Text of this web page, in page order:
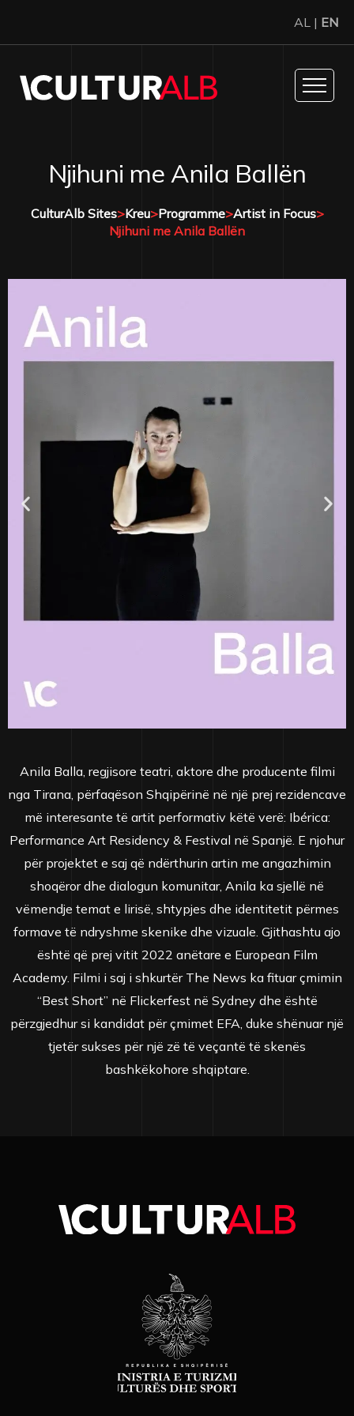
AL | EN
Njihuni me Anila Ballën
CulturAlb Sites>Kreu>Programme>Artist in Focus>
Njihuni me Anila Ballën
Anila Balla, regjisore teatri, aktore dhe producente filmi
nga Tirana, përfaqëson Shqipërinë në një prej rezidencave
më interesante të artit performativ këtë verë: Ibérica:
Performance Art Residency & Festival në Spanjë. E njohur
për projektet e saj që ndërthurin artin me angazhimin
shoqëror dhe dialogun komunitar, Anila ka sjellë në
vëmendje temat e lirisë, shtypjes dhe identitetit përmes
formave të ndryshme skenike dhe vizuale. Gjithashtu ajo
është që prej vitit 2022 anëtare e European Film
Academy. Filmi i saj i shkurtër The News ka fituar çmimin
“Best Short” në Flickerfest në Sydney dhe është
përzgjedhur si kandidat për çmimet EFA, duke shënuar një
tjetër sukses për një zë të veçantë të skenës
bashkëkohore shqiptare.